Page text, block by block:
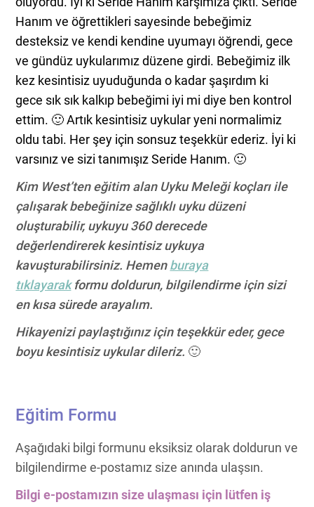
Hanım ve öğrettikleri sayesinde bebeğimiz
desteksiz ve kendi kendine uyumayı öğrendi, gece
ve gündüz uykularımız düzene girdi. Bebeğimiz ilk
kez kesintisiz uyuduğunda o kadar şaşırdım ki
gece sık sık kalkıp bebeğimi iyi mi diye ben kontrol
ettim. 🙂 Artık kesintisiz uykular yeni normalimiz
oldu tabi. Her şey için sonsuz teşekkür ederiz. İyi ki
varsınız ve sizi tanımışız Seride Hanım. 🙂
Kim West’ten eğitim alan Uyku Meleği koçları ile
çalışarak bebeğinize sağlıklı uyku düzeni
oluşturabilir, uykuyu 360 derecede
değerlendirerek kesintisiz uykuya
kavuşturabilirsiniz. Hemenburaya
tıklayarakformu doldurun, bilgilendirme için sizi
en kısa sürede arayalım.
Hikayenizi paylaştığınız için teşekkür eder, gece
boyu kesintisiz uykular dileriz. 🙂
Eğitim Formu
Aşağıdaki bilgi formunu eksiksiz olarak doldurun ve
bilgilendirme e-postamız size anında ulaşsın.
Bilgi e-postamızın size ulaşması için lütfen iş